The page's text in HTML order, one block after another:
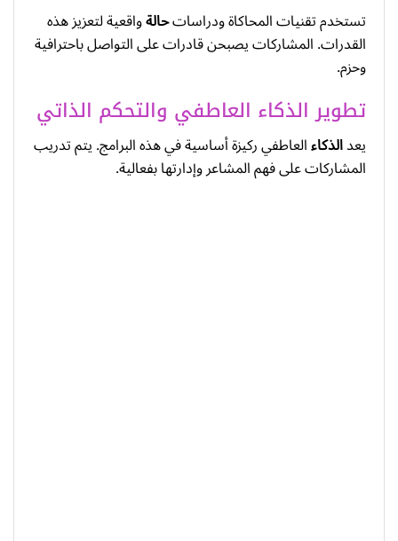
تستخدم تقنيات المحاكاة ودراساتحالةواقعية لتعزيز هذه
القدرات. المشاركات يصبحن قادرات على التواصل باحترافية
وحزم.
تطوير الذكاء العاطفي والتحكم الذاتي
يعدالذكاءالعاطفي ركيزة أساسية في هذه البرامج. يتم تدريب
المشاركات على فهم المشاعر وإدارتها بفعالية.